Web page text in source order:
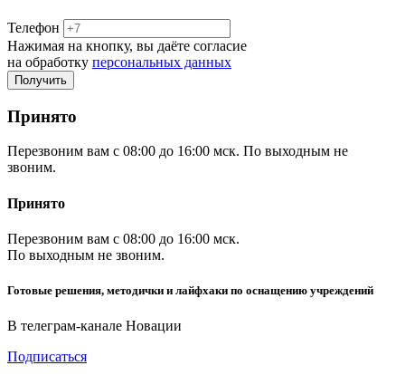
Телефон
Нажимая на кнопку, вы даёте согласие
на обработку персональных данных
Принято
Перезвоним вам с 08:00 до 16:00 мск. По выходным не
звоним.
Принято
Перезвоним вам с 08:00 до 16:00 мск.
По выходным не звоним.
Готовые решения, методички и лайфхаки по оснащению учреждений
В телеграм-канале Новации
Подписаться